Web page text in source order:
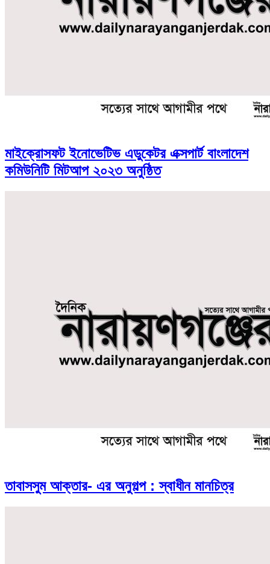
মাইক্রোসফট ইনোভেটিভ এডুকেটর এক্সপার্ট বাংলাদেশ
কমিউনিটি মিটআপ ২০২৩ অনুষ্ঠিত
তাবাসসুম আক্তার- এর অনুগল্প : স্বাধীন মানচিত্র